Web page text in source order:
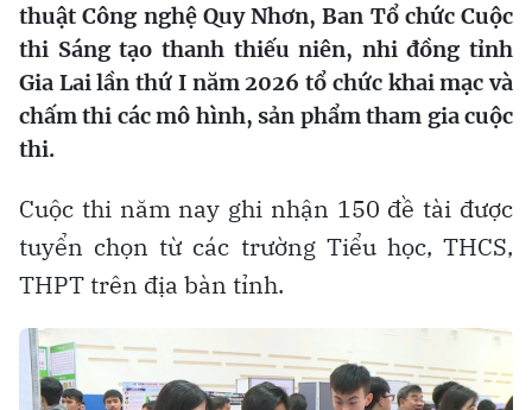
thuật Công nghệ Quy Nhơn, Ban Tổ chức Cuộc
thi Sáng tạo thanh thiếu niên, nhi đồng tỉnh
Gia Lai lần thứ I năm 2026 tổ chức khai mạc và
chấm thi các mô hình, sản phẩm tham gia cuộc
thi.
Cuộc thi năm nay ghi nhận 150 đề tài được
tuyển chọn từ các trường Tiểu học, THCS,
THPT trên địa bàn tỉnh.